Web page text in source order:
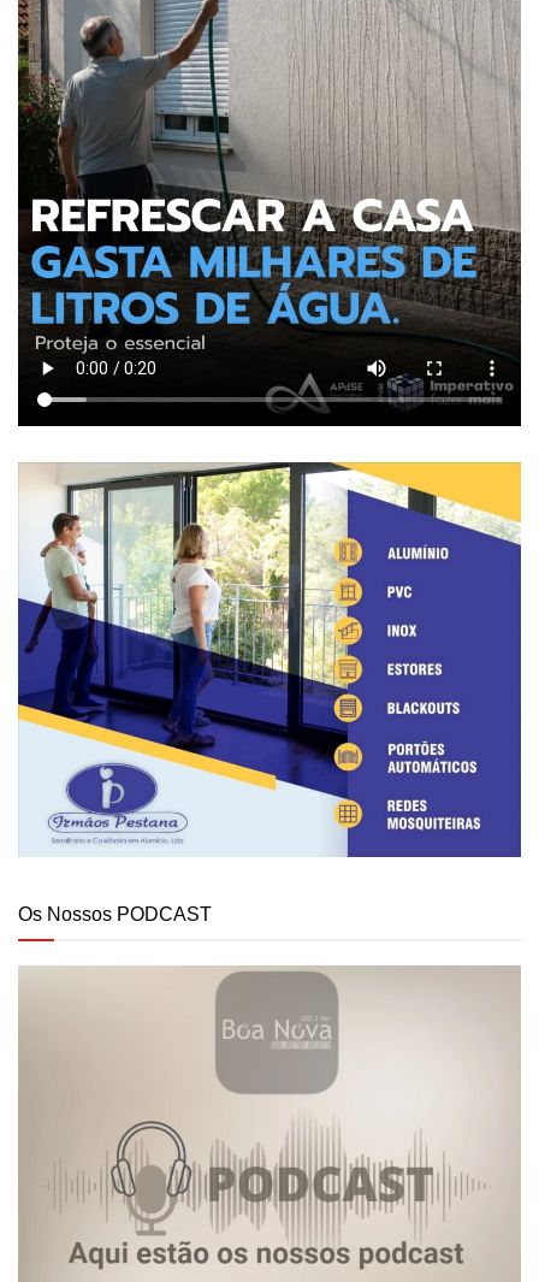
Os Nossos PODCAST